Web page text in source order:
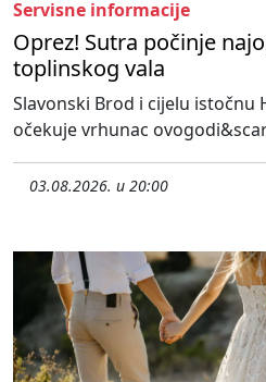
Servisne informacije
Oprez! Sutra počinje
toplinskog vala
Slavonski Brod i cijelu istočnu
očekuje vrhunac
03.08.2026. u 20:00